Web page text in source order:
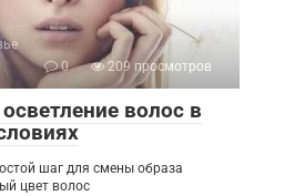
0
209 просмотров
волос в
шаг для смены образа
цвет волос